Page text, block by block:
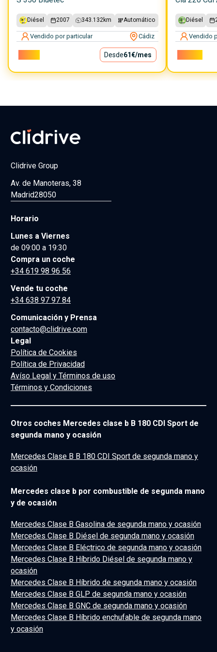
Diésel 2007 343.132km Automático
Vendido por particular Cádiz
Desde61€/mes
Diésel
Vendido
Clidrive Group
Av. de Manoteras, 38
Madrid28050
Horario
Lunes a Viernes
de 09:00 a 19:30
Compra un coche
+34 619 98 96 56
Vende tu coche
+34 638 97 97 84
Comunicación y Prensa
contacto@clidrive.com
Legal
Política de Cookies
Política de Privacidad
Avíso Legal y Términos de uso
Términos y Condiciones
Otros coches Mercedes clase b B 180 CDI Sport de
segunda mano y ocasión
Mercedes Clase B B 180 CDI Sport de segunda mano y
ocasión
Mercedes clase b por combustible de segunda mano
y de ocasión
Mercedes Clase B Gasolina de segunda mano y ocasión
Mercedes Clase B Diésel de segunda mano y ocasión
Mercedes Clase B Eléctrico de segunda mano y ocasión
Mercedes Clase B Híbrido Diésel de segunda mano y
ocasión
Mercedes Clase B Híbrido de segunda mano y ocasión
Mercedes Clase B GLP de segunda mano y ocasión
Mercedes Clase B GNC de segunda mano y ocasión
Mercedes Clase B Híbrido enchufable de segunda mano
y ocasión